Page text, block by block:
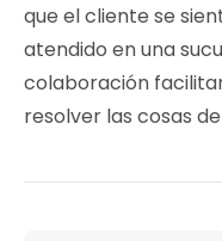
que el cliente se
atendido en una
colaboración
resolver las cosas